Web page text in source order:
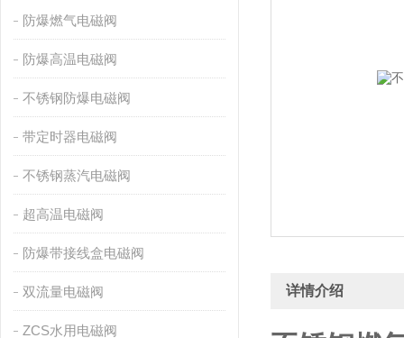
防爆燃气电磁阀
防爆高温电磁阀
不锈钢防爆电磁阀
带定时器电磁阀
不锈钢蒸汽电磁阀
超高温电磁阀
防爆带接线盒电磁阀
双流量电磁阀
ZCS水用电磁阀
详情介绍